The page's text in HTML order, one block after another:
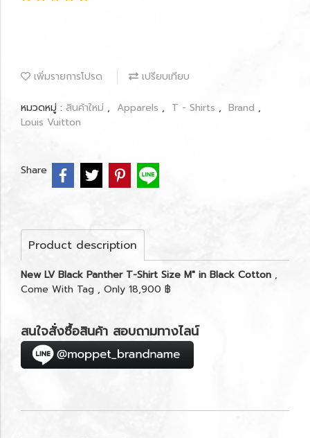
เพิ่มรายการโปรด เปรียบเทียบ
หมวดหมู่ : สินค้าใหม่ , Apparels , T - Shirts , Brand ,
Louis Vuitton
Share
Product description
New LV Black Panther T-Shirt Size M" in Black Cotton ,
Come With Tag , Only 18,900 ฿
สนใจสั่งซื้อสินค้า สอบถามทางไลน์